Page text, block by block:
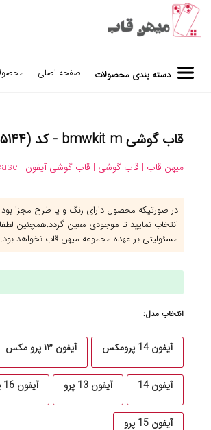
دسته بندی محصولات صفحه اصلی
قاب گوشی bmwkit m - کد (۱۲۵۱۴۴)
میهن قاب | قاب گوشی | قاب گوشی آیفون - iPhone case |
در صورتیکه محصول دارای رنگ و یا طرح مجزا
انتخاب نمایید تا موجودی معین گردد.همچنین
مسئولیتی بر عهده مجموعه میهن قاب نخواهد
انتخاب مدل:
آیفون 14 پرومکس آیفون ۱۳ پرو مکس
آیفون 14 آیفون 13 پرو آیفون 16 پرو مکس
آیفون 15 پرو